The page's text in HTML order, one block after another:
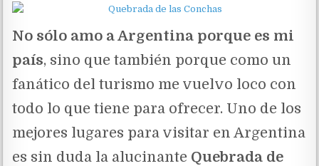
No sólo amo a Argentina porque es mi
país, sino que también porque como un
fanático del turismo me vuelvo loco con
todo lo que tiene para ofrecer. Uno de los
mejores lugares para visitar en Argentina
es sin duda la alucinante Quebrada de